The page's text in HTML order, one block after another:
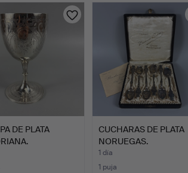
DE PLATA
CUCHARAS DE PLATA
NORUEGAS.
1 día
1 puja